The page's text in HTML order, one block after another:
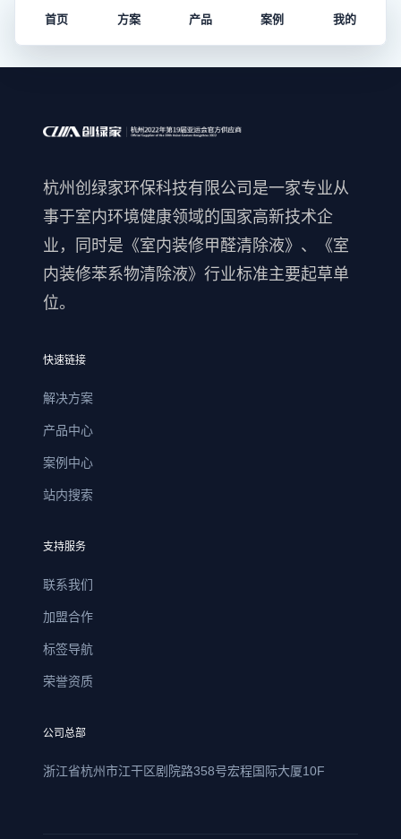
首页 方案 产品 案例 我的
杭州创绿家环保科技有限公司是一家专业从
事于室内环境健康领域的国家高新技术企
业，同时是《室内装修甲醛清除液》、《室
内装修苯系物清除液》行业标准主要起草单
位。
快速链接
解决方案
产品中心
案例中心
站内搜索
支持服务
联系我们
加盟合作
标签导航
荣誉资质
公司总部
浙江省杭州市江干区剧院路358号宏程国际大厦10F